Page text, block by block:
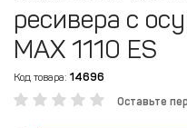
ресивера с
MAX 1110 ES
Код товара: 14696
Оставьте